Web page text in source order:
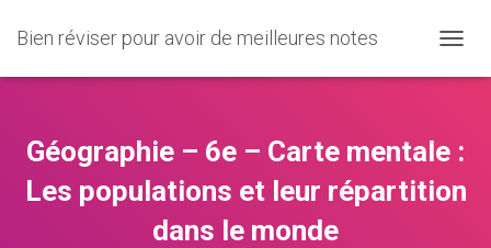
Bien réviser pour avoir de meilleures notes
U
F
Géographie – 6e – Carte mentale :
Les populations et leur répartition
dans le monde